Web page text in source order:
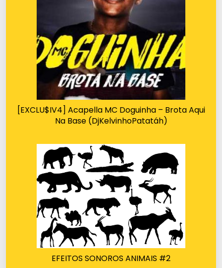
[EXCLU$IV4] Acapella MC Doguinha – Brota Aqui
Na Base (DjKelvinhoPatatáh)
EFEITOS SONOROS ANIMAIS #2